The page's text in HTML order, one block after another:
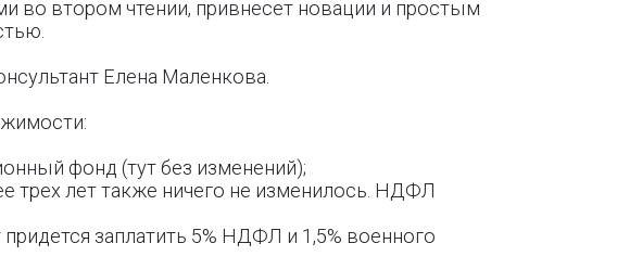
во втором чтении, привнесет новации и простым
Елена Маленкова.
фонд (тут без изменений);
трех лет также ничего не изменилось. НДФЛ
заплатить 5% НДФЛ и 1,5% военного